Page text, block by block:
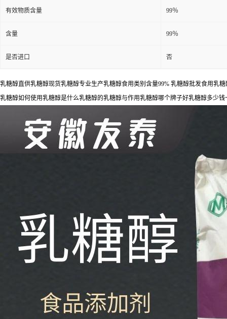
有效物质含量 99％
含量 99％
是否进口 否
乳糖醇直供乳糖醇现货乳糖醇专业生产乳糖醇食用类别含量99% 乳糖醇批发食用乳
乳糖醇如何使用乳糖醇是什么乳糖醇的乳糖醇与作用乳糖醇哪个牌子好乳糖醇多少